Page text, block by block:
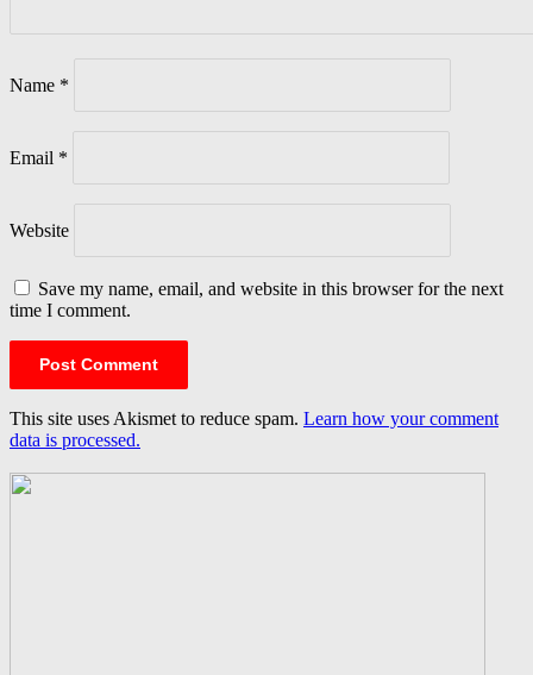
Name *
Email *
Website
Save my name, email, and website in this browser for the next
time I comment.
This site uses Akismet to reduce spam. Learn how your comment
data is processed.